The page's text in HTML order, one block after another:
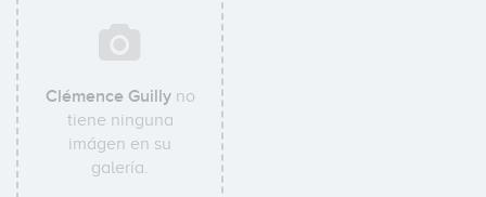
Clémence Guillyno
tiene ninguna
imágen en su
galería.